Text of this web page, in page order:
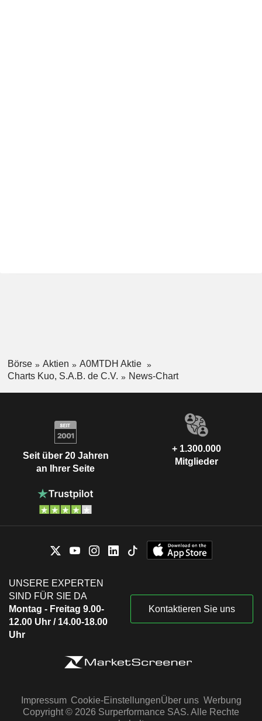
Börse Aktien
A0MTDH Aktie
Charts Kuo, S.A.B. de C.V.
News-Chart
Seit über 20 Jahren
an Ihrer Seite
+ 1.300.000
Mitglieder
UNSERE EXPERTEN
SIND FÜR SIE DA
Montag - Freitag 9.00-
12.00 Uhr / 14.00-18.00
Uhr
Kontaktieren Sie uns
Impressum Cookie-EinstellungenÜber uns Werbung
Copyright © 2026 Surperformance SAS. Alle Rechte